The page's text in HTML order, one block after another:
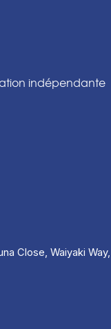
indépendante
Close, Waiyaki Way,